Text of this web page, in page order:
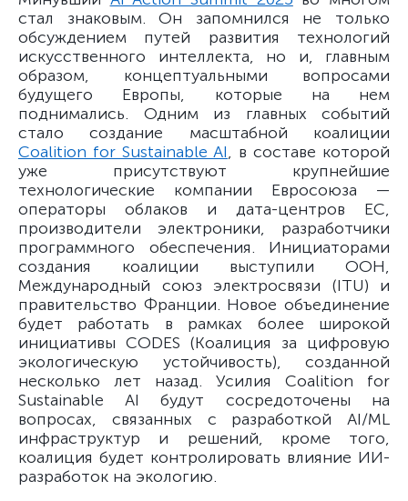
стал знаковым. Он запомнился не только
обсуждением путей развития технологий
искусственного интеллекта, но и, главным
образом, концептуальными вопросами
будущего Европы, которые на нем
поднимались. Одним из главных событий
стало создание масштабной коалиции
Coalition for Sustainable AI, в составе которой
уже присутствуют крупнейшие
технологические компании Евросоюза —
операторы облаков и дата-центров ЕС,
производители электроники, разработчики
программного обеспечения. Инициаторами
создания коалиции выступили ООН,
Международный союз электросвязи (ITU) и
правительство Франции. Новое объединение
будет работать в рамках более широкой
инициативы CODES (Коалиция за цифровую
экологическую устойчивость), созданной
несколько лет назад. Усилия Coalition for
Sustainable AI будут сосредоточены на
вопросах, связанных с разработкой AI/ML
инфраструктур и решений, кроме того,
коалиция будет контролировать влияние ИИ-
разработок на экологию.